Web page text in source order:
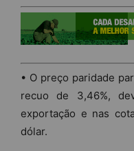
• O preço paridade
recuo de 3,46%,
exportação e nas
dólar.